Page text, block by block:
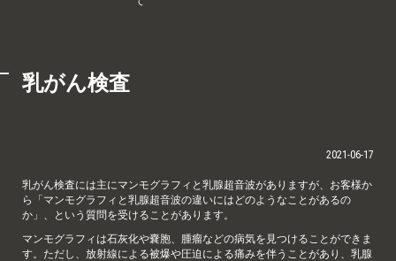
乳がん検査
2021-06-17
乳がん検査には主にマンモグラフィと乳腺超音波がありますが、お客様か
ら「マンモグラフィと乳腺超音波の違いにはどのようなことがあるの
か」、という質問を受けることがあります。
マンモグラフィは石灰化や嚢胞、腫瘤などの病気を見つけることができま
す。ただし、放射線による被爆や圧迫による痛みを伴うことがあり、乳腺